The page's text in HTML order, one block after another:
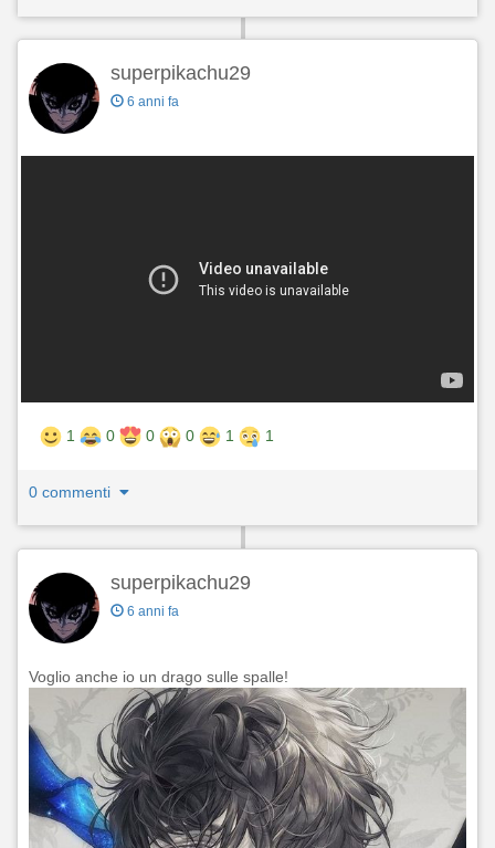
superpikachu29
6 anni fa
1 0 0 0 1 1
0 commenti
superpikachu29
6 anni fa
Voglio anche io un drago sulle spalle!